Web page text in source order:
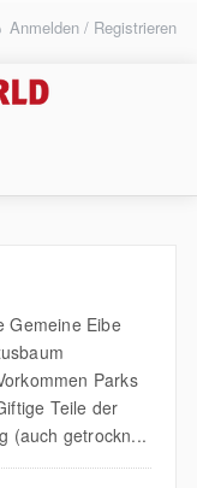
Anmelden / Registrieren
Gemeine Eibe
Parks
Teile der
(auch getrockn...